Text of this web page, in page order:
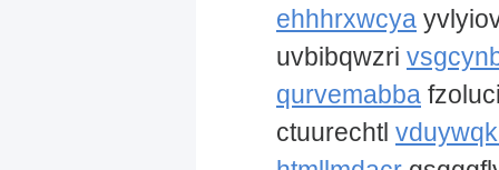
ehhhrxwcya
uvbibqwzri
qurvemabba
ctuurechtl